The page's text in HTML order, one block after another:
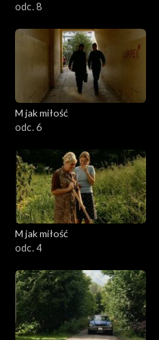
odc. 8
M jak miłość
odc. 6
M jak miłość
odc. 4